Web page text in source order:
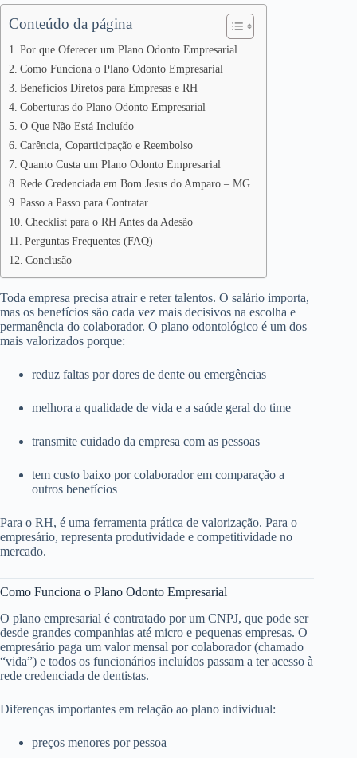
Conteúdo da página
Por que Oferecer um Plano Odonto Empresarial
Como Funciona o Plano Odonto Empresarial
Benefícios Diretos para Empresas e RH
Coberturas do Plano Odonto Empresarial
O Que Não Está Incluído
Carência, Coparticipação e Reembolso
Quanto Custa um Plano Odonto Empresarial
Rede Credenciada em Bom Jesus do Amparo – MG
Passo a Passo para Contratar
Checklist para o RH Antes da Adesão
Perguntas Frequentes (FAQ)
Conclusão
Toda empresa precisa atrair e reter talentos. O salário importa,
mas os benefícios são cada vez mais decisivos na escolha e
permanência do colaborador. O plano odontológico é um dos
mais valorizados porque:
reduz faltas por dores de dente ou emergências
melhora a qualidade de vida e a saúde geral do time
transmite cuidado da empresa com as pessoas
tem custo baixo por colaborador em comparação a
outros benefícios
Para o RH, é uma ferramenta prática de valorização. Para o
empresário, representa produtividade e competitividade no
mercado.
Como Funciona o Plano Odonto Empresarial
O plano empresarial é contratado por um CNPJ, que pode ser
desde grandes companhias até micro e pequenas empresas. O
empresário paga um valor mensal por colaborador (chamado
“vida”) e todos os funcionários incluídos passam a ter acesso à
rede credenciada de dentistas.
Diferenças importantes em relação ao plano individual:
preços menores por pessoa